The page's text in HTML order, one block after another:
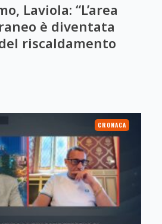
Laviola: “L’area
è diventata
riscaldamento
CRONACA